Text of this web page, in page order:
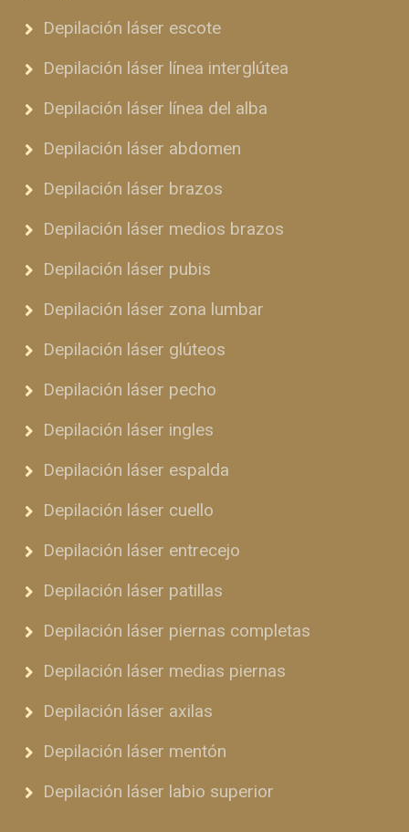
Depilación láser escote
Depilación láser línea interglútea
Depilación láser línea del alba
Depilación láser abdomen
Depilación láser brazos
Depilación láser medios brazos
Depilación láser pubis
Depilación láser zona lumbar
Depilación láser glúteos
Depilación láser pecho
Depilación láser ingles
Depilación láser espalda
Depilación láser cuello
Depilación láser entrecejo
Depilación láser patillas
Depilación láser piernas completas
Depilación láser medias piernas
Depilación láser axilas
Depilación láser mentón
Depilación láser labio superior